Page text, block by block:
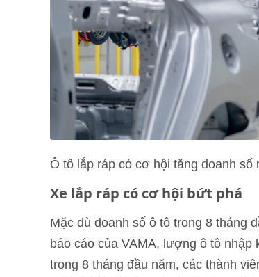
Ô tô lắp ráp có cơ hội tăng doanh số
Xe lắp ráp có cơ hội bứt phá
Mặc dù doanh số ô tô trong 8 tháng
báo cáo của VAMA, lượng ô tô
trong 8 tháng đầu năm, các thành